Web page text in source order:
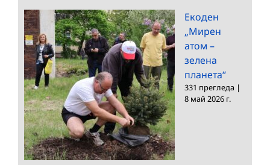
Екоден
„Мирен
атом –
зелена
планета“
331 прегледа |
8 май 2026 г.